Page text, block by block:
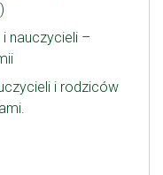
nauczycieli –
i rodziców